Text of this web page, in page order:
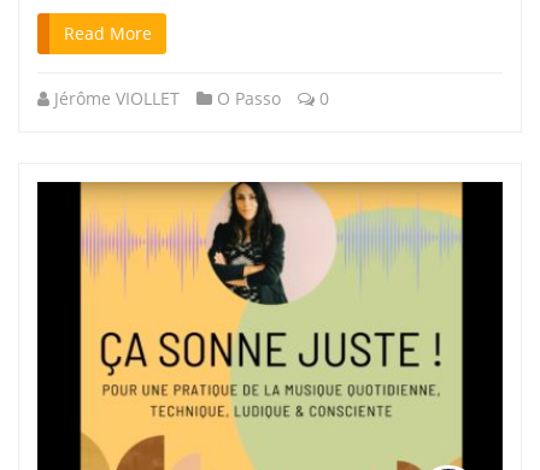
Read More
Jérôme VIOLLET O Passo 0